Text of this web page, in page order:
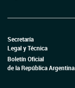
Secretaría
Legal y Técnica
Boletín Oficial
de la República Argentina